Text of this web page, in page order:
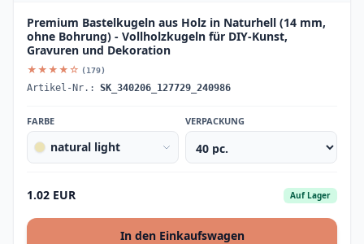
Premium Bastelkugeln aus Holz in Naturhell (14 mm,
ohne Bohrung) - Vollholzkugeln für DIY-Kunst,
Gravuren und Dekoration
★★★★☆ (179)
Artikel-Nr.: SK_340206_127729_240986
FARBE
natural light
VERPACKUNG
1.02 EUR Auf Lager
In den Einkaufswagen